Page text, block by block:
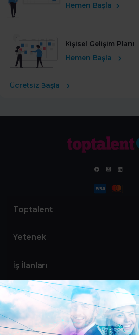
Hemen Başla
Kişisel Gelişim Planı
Hemen Başla
Ücretsiz Başla
Toptalent
Yetenek
İş İlanları
Sertifika Programları
Yetenek Testleri